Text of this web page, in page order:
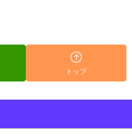
トップ